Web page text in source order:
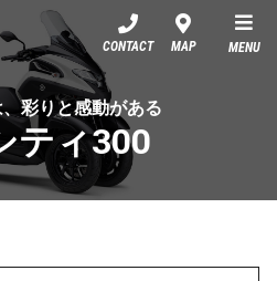
YSP天白
CONTACT MAP MENU
彩りと感動がある
ティ300